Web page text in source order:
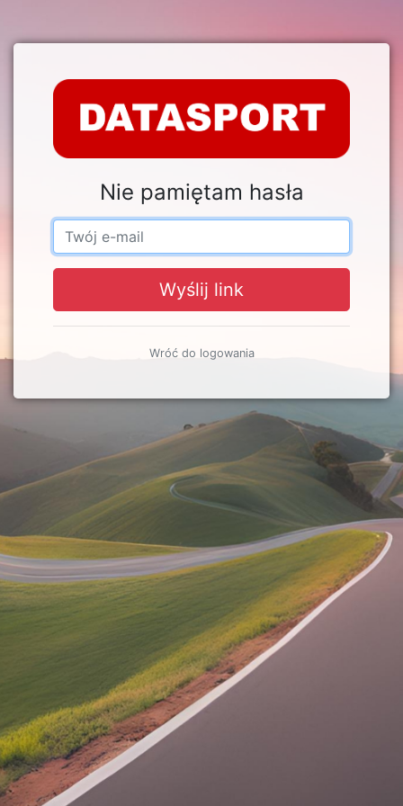
Nie pamiętam hasła
Wyślij link
Wróć do logowania